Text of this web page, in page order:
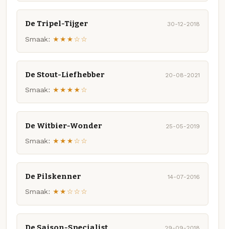
De Tripel-Tijger 30-12-2018
Smaak: ★★★☆☆
De Stout-Liefhebber 20-08-2021
Smaak: ★★★★☆
De Witbier-Wonder 25-05-2019
Smaak: ★★★☆☆
De Pilskenner 14-07-2016
Smaak: ★★☆☆☆